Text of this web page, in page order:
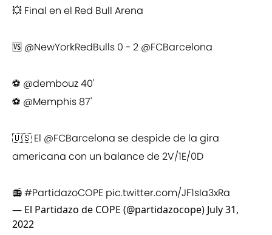
💥 Final en el Red Bull Arena
🆚 @NewYorkRedBulls 0 - 2 @FCBarcelona
⚽️ @dembouz40'
⚽️ @Memphis 87'
🇺🇸 El @FCBarcelona se despide de la gira
americana con un balance de 2V/1E/0D
📻#PartidazoCOPE pic.twitter.com/JF1sIa3xRa
— El Partidazo de COPE (@partidazocope) July 31,
2022